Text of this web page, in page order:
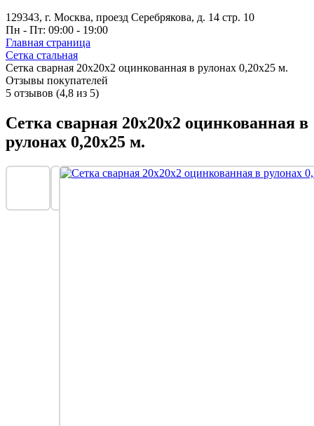
129343, г. Москва, проезд Серебрякова, д. 14 стр. 10
Пн - Пт: 09:00 - 19:00
Главная страница
Сетка стальная
Сетка сварная 20х20x2 оцинкованная в рулонах 0,20х25 м.
Отзывы покупателей
5 отзывов (4,8 из 5)
Сетка сварная 20х20x2 оцинкованная в
рулонах 0,20х25 м.